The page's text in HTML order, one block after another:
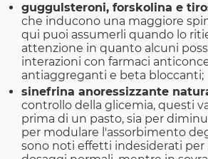
guggulsteroni, forskolina e
che inducono una maggiore
qui puoi assumerli quando lo
attenzione in quanto alcuni
interazioni con farmaci
antiaggreganti e beta bloccanti;
sinefrina anoressizzante
controllo della glicemia, questi
prima di un pasto, sia per
per modulare l'assorbimento
sono noti effetti indesiderati per